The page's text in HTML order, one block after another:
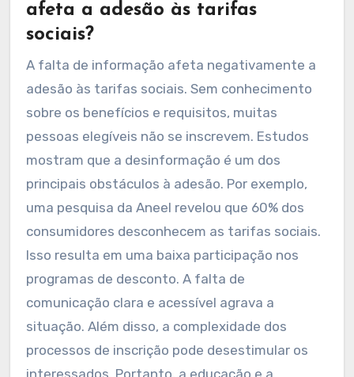
afeta a adesão às tarifas
sociais?
A falta de informação afeta negativamente a
adesão às tarifas sociais. Sem conhecimento
sobre os benefícios e requisitos, muitas
pessoas elegíveis não se inscrevem. Estudos
mostram que a desinformação é um dos
principais obstáculos à adesão. Por exemplo,
uma pesquisa da Aneel revelou que 60% dos
consumidores desconhecem as tarifas sociais.
Isso resulta em uma baixa participação nos
programas de desconto. A falta de
comunicação clara e acessível agrava a
situação. Além disso, a complexidade dos
processos de inscrição pode desestimular os
interessados. Portanto, a educação e a